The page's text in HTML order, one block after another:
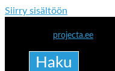
Siirry sisältöön
projecta.ee
Haku